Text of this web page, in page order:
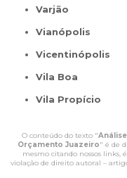
Varjão
Vianópolis
Vicentinópolis
Vila Boa
Vila Propício
O conteúdo do texto "
Orçamento Juazeiro" é de
mesmo citando nossos links,
violação de direito autoral –